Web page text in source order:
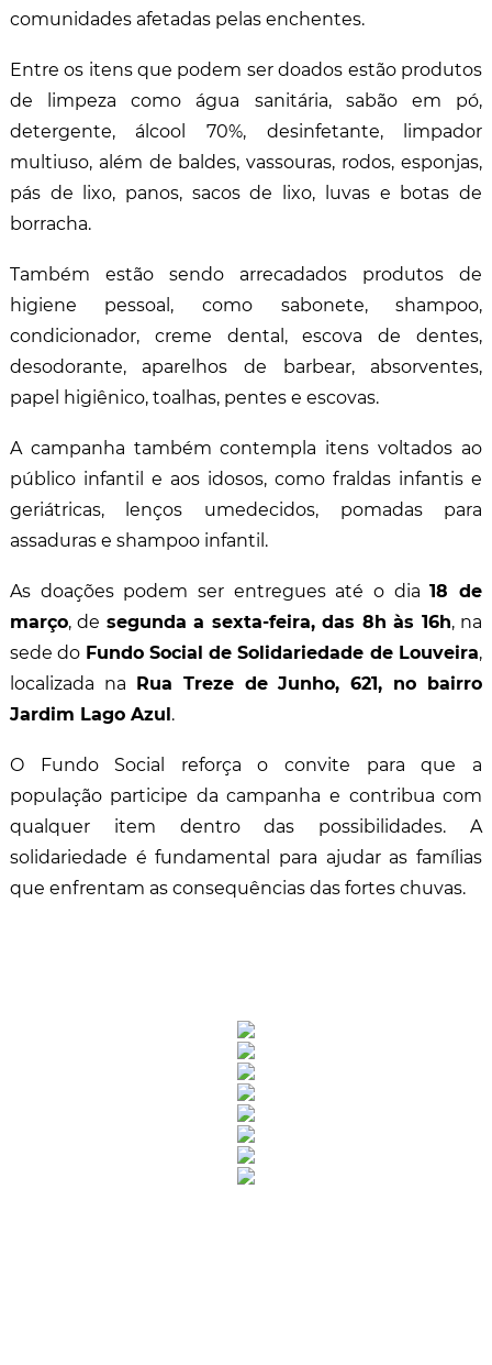
comunidades afetadas pelas enchentes.
Entre os itens que podem ser doados estão produtos
de limpeza como água sanitária, sabão em pó,
detergente, álcool 70%, desinfetante, limpador
multiuso, além de baldes, vassouras, rodos, esponjas,
pás de lixo, panos, sacos de lixo, luvas e botas de
borracha.
Também estão sendo arrecadados produtos de
higiene pessoal, como sabonete, shampoo,
condicionador, creme dental, escova de dentes,
desodorante, aparelhos de barbear, absorventes,
papel higiênico, toalhas, pentes e escovas.
A campanha também contempla itens voltados ao
público infantil e aos idosos, como fraldas infantis e
geriátricas, lenços umedecidos, pomadas para
assaduras e shampoo infantil.
As doações podem ser entregues até o dia18 de
março, de segunda a sexta-feira, das 8h às 16h, na
sede do Fundo Social de Solidariedade de Louveira,
localizada na Rua Treze de Junho, 621, no bairro
Jardim Lago Azul.
O Fundo Social reforça o convite para que a
população participe da campanha e contribua com
qualquer item dentro das possibilidades. A
solidariedade é fundamental para ajudar as famílias
que enfrentam as consequências das fortes chuvas.